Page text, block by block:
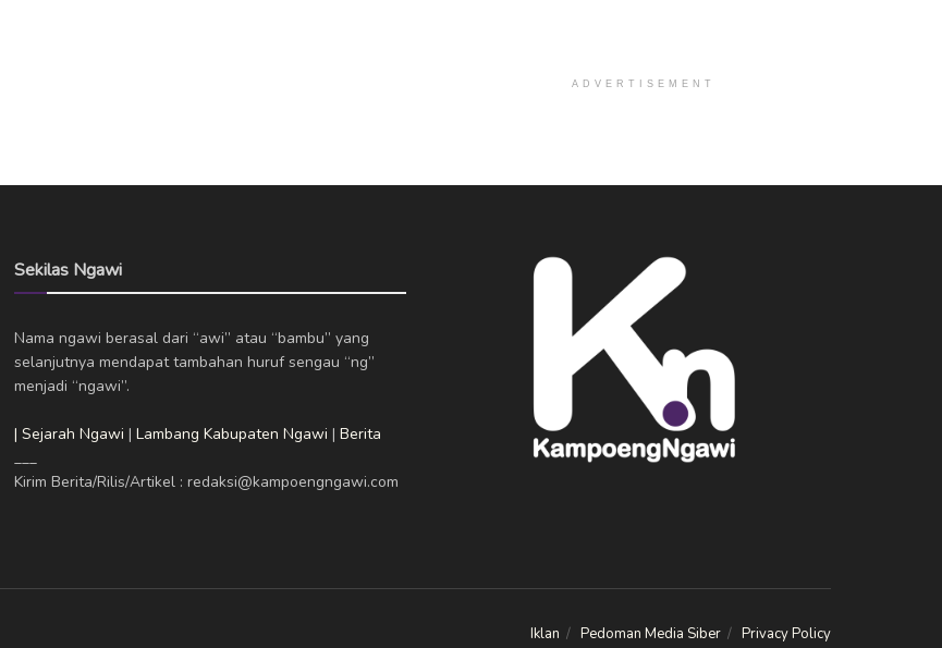
ADVERTISEMENT
Sekilas Ngawi
Nama ngawi berasal dari “awi” atau “bambu” yang
selanjutnya mendapat tambahan huruf sengau “ng”
menjadi “ngawi”.
| Sejarah Ngawi | Lambang Kabupaten Ngawi | Berita
___
Kirim Berita/Rilis/Artikel : redaksi@kampoengngawi.com
Iklan Pedoman Media Siber Privacy Policy